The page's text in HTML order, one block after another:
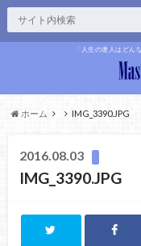
「人生の達人はどん
ホーム IMG_3390.JPG
2016.08.03
IMG_3390.JPG